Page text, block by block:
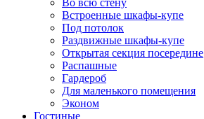
Во всю стену
Встроенные шкафы-купе
Под потолок
Раздвижные шкафы-купе
Открытая секция посередине
Распашные
Гардероб
Для маленького помещения
Эконом
Гостиные